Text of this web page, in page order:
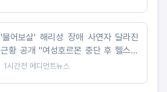
'물어보살' 해리성 장애 사연자 달라진
근황 공개 "여성호르몬 중단 후 헬스장
사장으로"
1시간전 메디먼트뉴스